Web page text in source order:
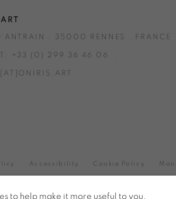
. 35000 RENNES . FRANCE
+33 (0) 299 36 46 06
Accessibility Cookie Policy
to help make it more useful to you.